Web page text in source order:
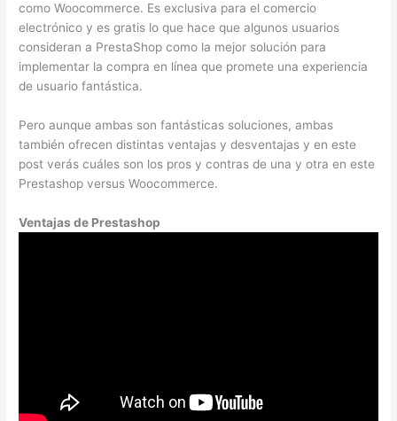
como Woocommerce. Es exclusiva para el comercio
electrónico y es gratis lo que hace que algunos usuarios
consideran a PrestaShop como la mejor solución para
implementar la compra en línea que promete una experiencia
de usuario fantástica.
Pero aunque ambas son fantásticas soluciones, ambas
también ofrecen distintas ventajas y desventajas y en este
post verás cuáles son los pros y contras de una y otra en este
Prestashop versus Woocommerce.
Ventajas de Prestashop